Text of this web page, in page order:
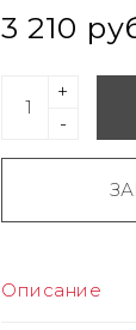
3 210
-
+
Описание